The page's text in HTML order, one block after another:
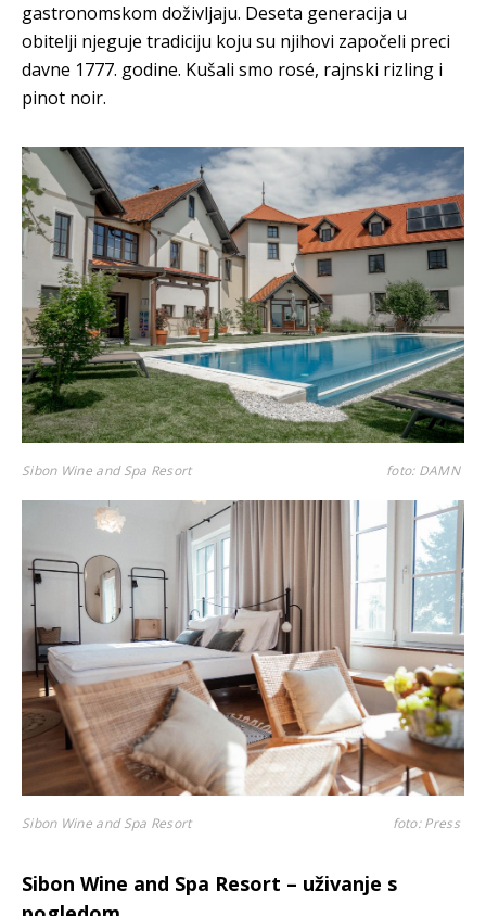
gastronomskom doživljaju. Deseta generacija u
obitelji njeguje tradiciju koju su njihovi započeli preci
davne 1777. godine. Kušali smo rosé, rajnski rizling i
pinot noir.
Sibon Wine and Spa Resort foto: DAMN
Sibon Wine and Spa Resort foto: Press
Sibon Wine and Spa Resort – uživanje s